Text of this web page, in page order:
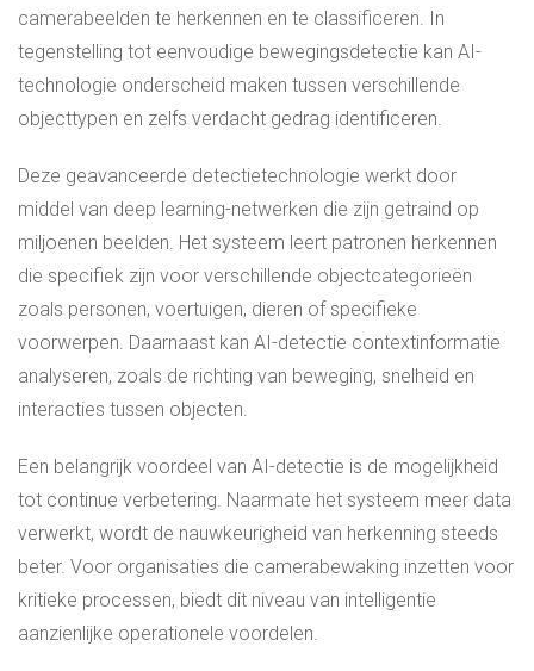
camerabeelden te herkennen en te classificeren. In
tegenstelling tot eenvoudige bewegingsdetectie kan AI-
technologie onderscheid maken tussen verschillende
objecttypen en zelfs verdacht gedrag identificeren.
Deze geavanceerde detectietechnologie werkt door
middel van deep learning-netwerken die zijn getraind op
miljoenen beelden. Het systeem leert patronen herkennen
die specifiek zijn voor verschillende objectcategorieën
zoals personen, voertuigen, dieren of specifieke
voorwerpen. Daarnaast kan AI-detectie contextinformatie
analyseren, zoals de richting van beweging, snelheid en
interacties tussen objecten.
Een belangrijk voordeel van AI-detectie is de mogelijkheid
tot continue verbetering. Naarmate het systeem meer data
verwerkt, wordt de nauwkeurigheid van herkenning steeds
beter. Voor organisaties die camerabewaking inzetten voor
kritieke processen, biedt dit niveau van intelligentie
aanzienlijke operationele voordelen.